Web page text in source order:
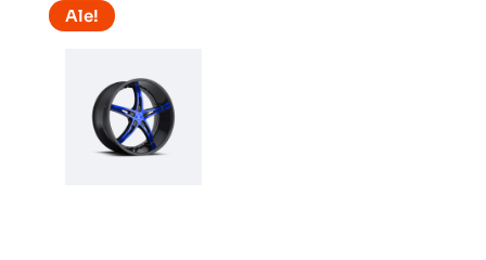
Ale!